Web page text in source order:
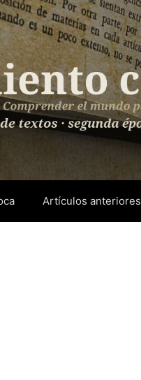
Artículos anteriores